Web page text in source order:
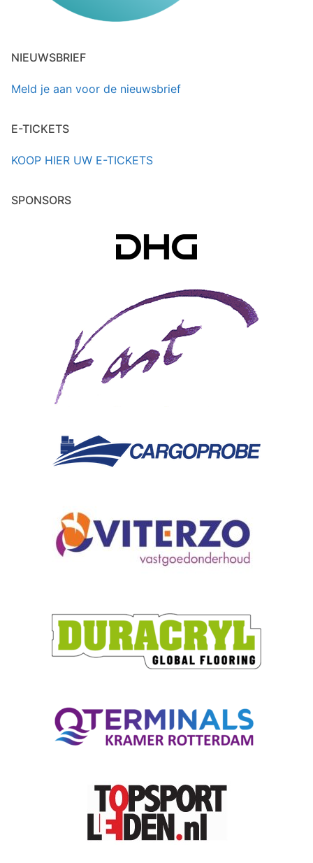
NIEUWSBRIEF
Meld je aan voor de nieuwsbrief
E-TICKETS
KOOP HIER UW E-TICKETS
SPONSORS